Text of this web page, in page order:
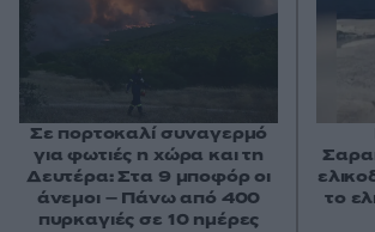
Σε πορτοκαλί συναγερμό
για φωτιές η χώρα και τη
Δευτέρα: Στα 9 μποφόρ οι
άνεμοι – Πάνω από 400
πυρκαγιές σε 10 ημέρες
το